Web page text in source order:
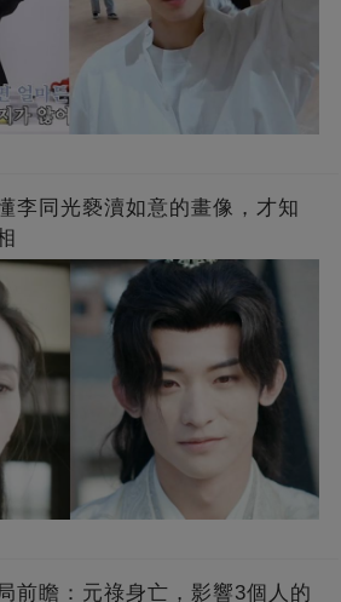
李同光褻瀆如意的畫像，才知
前瞻：元祿身亡，影響3個人的